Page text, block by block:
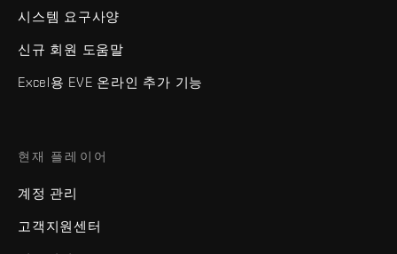
시스템 요구사양
신규 회원 도움말
Excel용 EVE 온라인 추가 기능
현재 플레이어
계정 관리
고객지원센터